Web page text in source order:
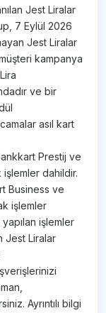
Jest Liralar
7 Eylül 2026
Jest Liralar
kampanya
ve bir
asıl kart
Prestij ve
işlemler dahildir.
Business ve
işlemler
işlemler
Jest Liralar
Ayrıntılı bilgi